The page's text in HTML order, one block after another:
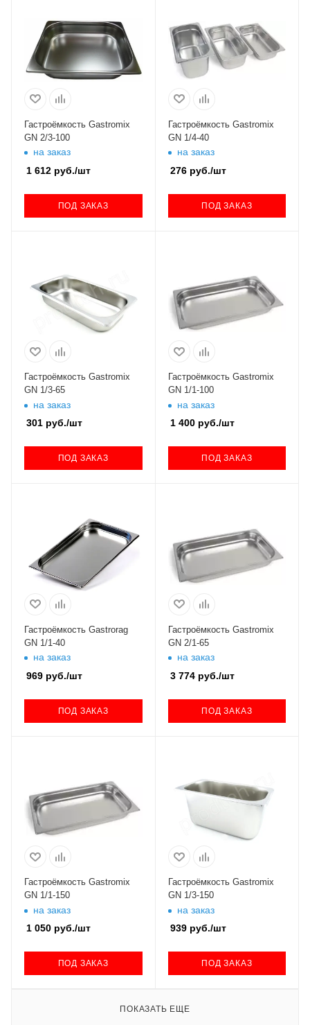
Гастроёмкость Gastromix
GN 2/3-100
на заказ
1 612 руб./шт
ПОД ЗАКАЗ
Гастроёмкость Gastromix
GN 1/4-40
на заказ
276руб./шт
ПОД ЗАКАЗ
Гастроёмкость Gastromix
GN 1/3-65
на заказ
301 руб./шт
ПОД ЗАКАЗ
Гастроёмкость Gastromix
GN 1/1-100
на заказ
1 400руб./шт
ПОД ЗАКАЗ
Гастроёмкость Gastrorag
GN 1/1-40
на заказ
969 руб./шт
ПОД ЗАКАЗ
Гастроёмкость Gastromix
GN 2/1-65
на заказ
3 774руб./шт
ПОД ЗАКАЗ
Гастроёмкость Gastromix
GN 1/1-150
на заказ
1 050 руб./шт
ПОД ЗАКАЗ
Гастроёмкость Gastromix
GN 1/3-150
на заказ
939руб./шт
ПОД ЗАКАЗ
ПОКАЗАТЬ ЕЩЕ